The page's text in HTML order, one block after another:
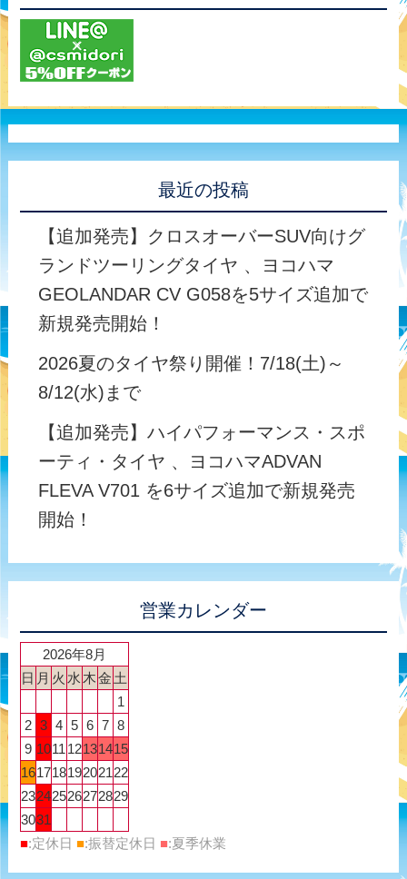
最近の投稿
【追加発売】クロスオーバーSUV向けグ
ランドツーリングタイヤ 、ヨコハマ
GEOLANDAR CV G058を5サイズ追加で
新規発売開始！
2026夏のタイヤ祭り開催！7/18(土)～
8/12(水)まで
【追加発売】ハイパフォーマンス・スポ
ーティ・タイヤ 、ヨコハマADVAN
FLEVA V701 を6サイズ追加で新規発売
開始！
営業カレンダー
2026年8月
日 月 火 水 木金 土
1
2 3 4 5 6 7 8
9 1011 12131415
16171819202122
23242526272829
3031
■:定休日 ■:振替定休日 ■:夏季休業